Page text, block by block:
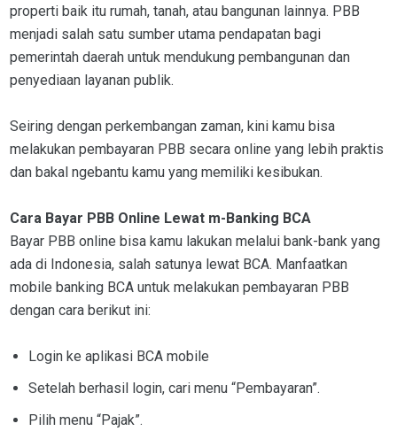
properti baik itu rumah, tanah, atau bangunan lainnya. PBB
menjadi salah satu sumber utama pendapatan bagi
pemerintah daerah untuk mendukung pembangunan dan
penyediaan layanan publik.
Seiring dengan perkembangan zaman, kini kamu bisa
melakukan pembayaran PBB secara online yang lebih praktis
dan bakal ngebantu kamu yang memiliki kesibukan.
Cara Bayar PBB Online Lewat m-Banking BCA
Bayar PBB online bisa kamu lakukan melalui bank-bank yang
ada di Indonesia, salah satunya lewat BCA. Manfaatkan
mobile banking BCA untuk melakukan pembayaran PBB
dengan cara berikut ini:
Login ke aplikasi BCA mobile
Setelah berhasil login, cari menu “Pembayaran”.
Pilih menu “Pajak”.